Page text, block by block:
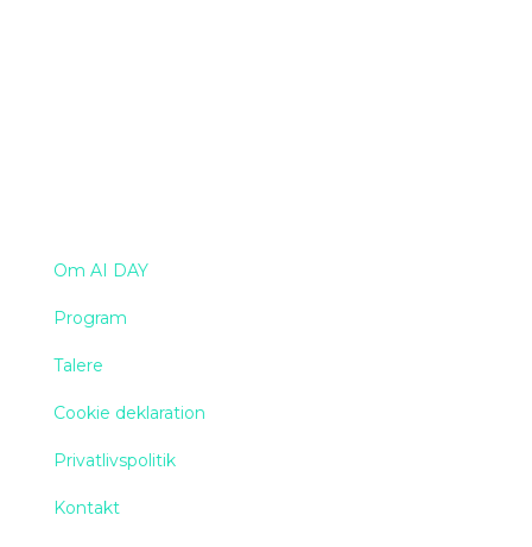
Om AI DAY
Program
Talere
Cookie deklaration
Privatlivspolitik
Kontakt